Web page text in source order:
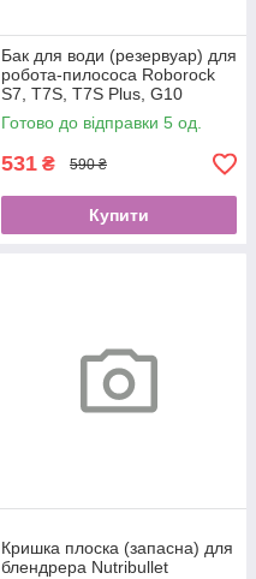
Бак для води (резервуар) для
робота-пилососа Roborock
S7, T7S, T7S Plus, G10
(Black)
Готово до відправки 5 од.
531 ₴ 590 ₴
Купити
Кришка плоска (запасна) для
блендрера Nutribullet